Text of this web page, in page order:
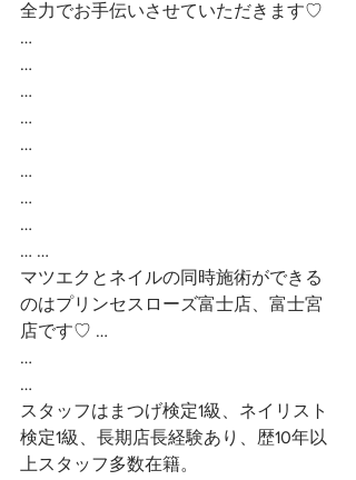
全力でお手伝いさせていただきます♡
…
…
…
…
…
…
…
…
… …
マツエクとネイルの同時施術ができる
のはプリンセスローズ富士店、富士宮
店です♡ …
…
…
スタッフはまつげ検定1級、ネイリスト
検定1級、長期店長経験あり、歴10年以
上スタッフ多数在籍。